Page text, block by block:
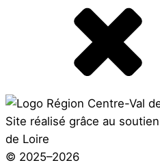
Site réalisé grâce au
de Loire
© 2025–2026